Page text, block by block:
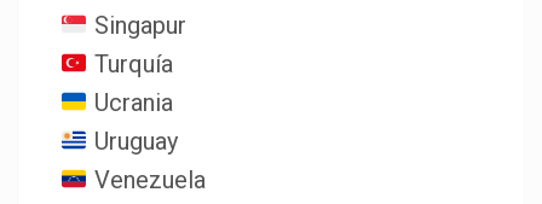
Singapur
Turquía
Ucrania
Uruguay
Venezuela